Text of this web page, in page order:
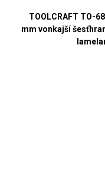
TOOLCRAFT TO-
mm vonkajší